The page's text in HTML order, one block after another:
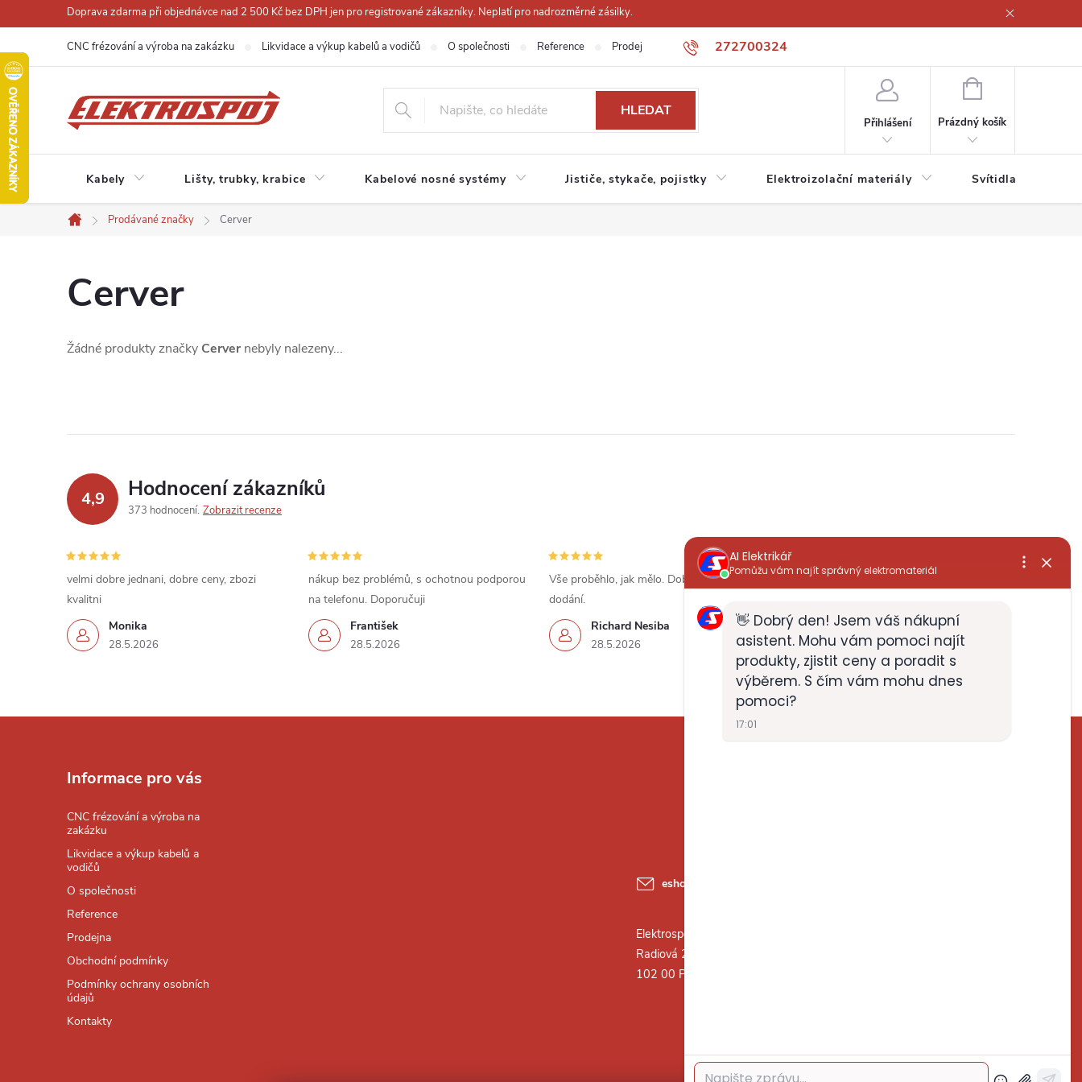
na
obsah
Doprava zdarma při objednávce nad 2 500 Kč bez DPH jen pro registrované zákazníky. Neplatí pro nadrozměrné zásilky.
272700324
CNC frézování a výroba na zakázku Likvidace a výkup kabelů a vodičů O společnosti Reference Prodejna Obchodní podmínky
HLEDAT
Přihlášení
NÁKUPNÍ
Prázdný košík
Kabely Lišty, trubky, krabice Kabelové nosné systémy Jističe, stykače, pojistky Elektroizolační materiály Svítidla a zdroje
Domů
Prodávané značky Cerver
Cerver
Žádné produkty značky Cerver nebyly nalezeny...
4,9 Hodnocení zákazníků
373 hodnocení Zobrazit recenze
Monika
28.5.2026
velmi dobre jednani, dobre ceny, zbozi
kvalitni
František
28.5.2026
nákup bez problémů, s ochotnou podporou
na telefonu. Doporučuji
Richard Nesiba
28.5.2026
Vše proběhlo, jak mělo. Dobrá cena, rychlé
dodání.
Zdenek Zabloudil
28.5.2026
již několikátá objednávka,široký sortiment a
Informace pro vás
CNC frézování a výroba na
zakázku
Likvidace a výkup kabelů a
vodičů
O společnosti
Reference
Prodejna
Obchodní podmínky
Podmínky ochrany osobních
údajů
Kontakty
eshop